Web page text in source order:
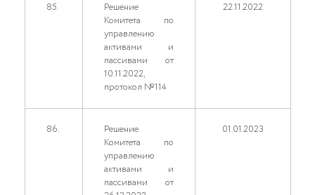
85.
Решение
Комитета по
управлению
активами и
пассивами от
10.11.2022,
протокол №114
22.11.2022
86.
Решение
Комитета по
управлению
активами и
пассивами от
01.01.2023